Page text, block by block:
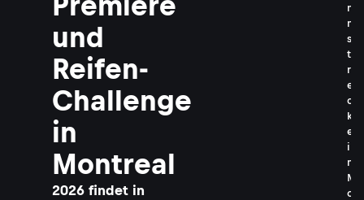
und
Reifen-
Challenge
in
Montreal
2026 findet in
n
n
s
t
r
e
c
k
e
i
n
M
o